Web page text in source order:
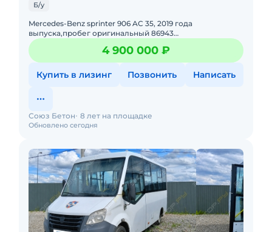
Б/у
Mercedes-Benz sprinter 906 AC 35, 2019 года
выпуска,пробег оригинальный 86943
км.,фургон пассажирский с завода-производителя,
количество мест 3/3/3 ,задний
4 900 000 ₽
Купить в лизинг Позвонить Написать
Обновлено сегодня
Союз Бетон 8 лет на площадке